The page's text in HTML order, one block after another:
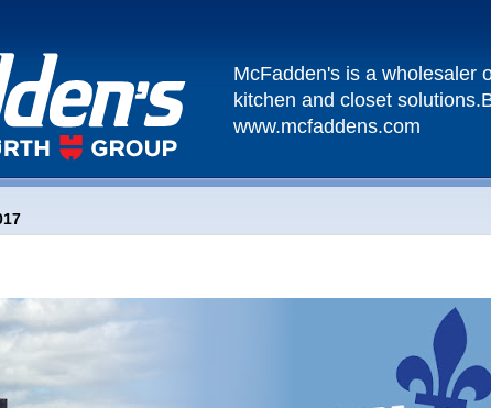
McFadden's is a wholesaler
kitchen and closet
www.mcfaddens.com